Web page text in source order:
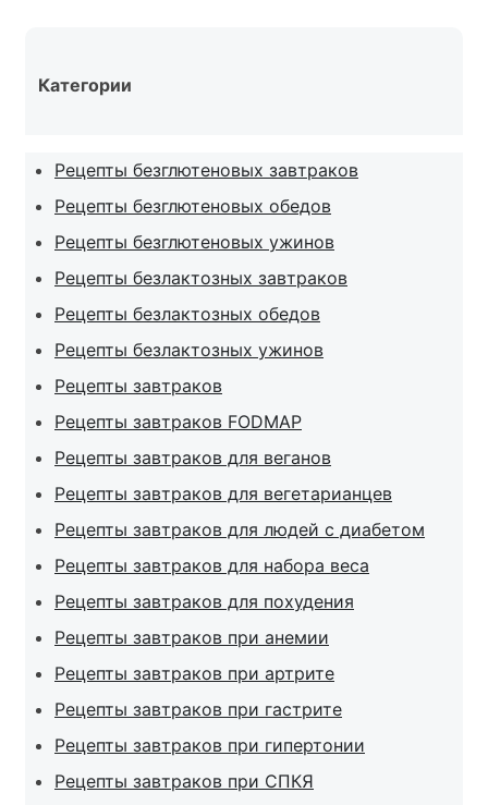
Категории
Рецепты безглютеновых завтраков
Рецепты безглютеновых обедов
Рецепты безглютеновых ужинов
Рецепты безлактозных завтраков
Рецепты безлактозных обедов
Рецепты безлактозных ужинов
Рецепты завтраков
Рецепты завтраков FODMAP
Рецепты завтраков для веганов
Рецепты завтраков для вегетарианцев
Рецепты завтраков для людей с диабетом
Рецепты завтраков для набора веса
Рецепты завтраков для похудения
Рецепты завтраков при анемии
Рецепты завтраков при артрите
Рецепты завтраков при гастрите
Рецепты завтраков при гипертонии
Рецепты завтраков при СПКЯ